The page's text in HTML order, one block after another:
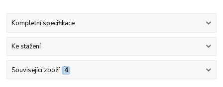
Kompletní specifikace
Ke stažení
Související zboží 4